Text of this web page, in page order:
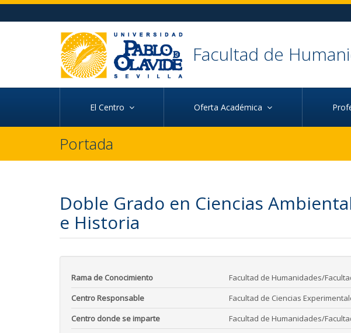
Ir al contenido principal de la página (alt + s)
Ir al pie de la página (alt + p)
Ir al menú principal (alt + u)
Facultad de
El Centro Oferta Académica
Portada
Doble Grado en Ciencias
e Historia
Rama de Conocimiento
Facultad de Humanidades/
Centro Responsable
Facultad de Ciencias
Centro donde se imparte
Facultad de Humanidades/